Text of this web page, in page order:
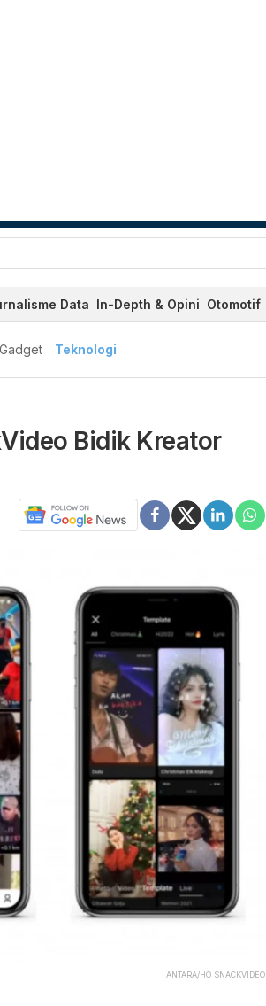
Data In-Depth & Opini Otomotif
Gadget Teknologi
Bidik Kreator
ANTARA/HO SNACKVIDEO